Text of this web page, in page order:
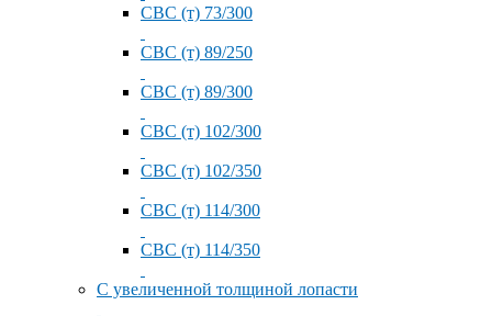
СВС (т) 73/300
СВС (т) 89/250
СВС (т) 89/300
СВС (т) 102/300
СВС (т) 102/350
СВС (т) 114/300
СВС (т) 114/350
С увеличенной толщиной лопасти